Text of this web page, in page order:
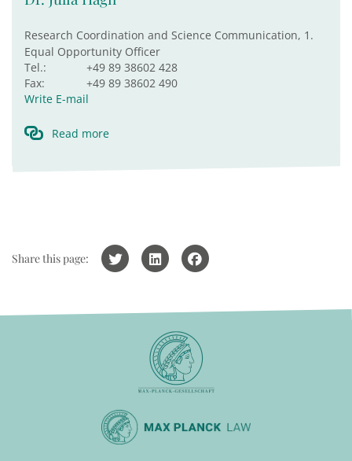
Research Coordination and Science Communication, 1.
Equal Opportunity Officer
Tel.:
+49 89 38602 428
Fax:
+49 89 38602 490
Write E-mail
Read more
Share this page: